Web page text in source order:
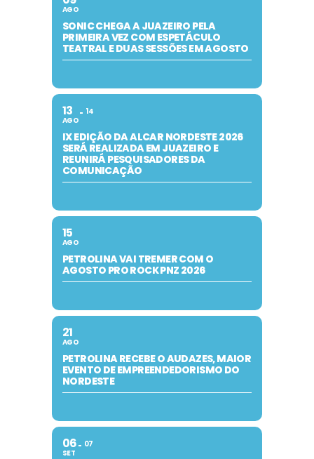
AGO
SONIC CHEGA A JUAZEIRO PELA
PRIMEIRA VEZ COM ESPETÁCULO
TEATRAL E DUAS SESSÕES EM AGOSTO
13
AGO
14
IX EDIÇÃO DA ALCAR NORDESTE 2026
SERÁ REALIZADA EM JUAZEIRO E
REUNIRÁ PESQUISADORES DA
COMUNICAÇÃO
15
AGO
PETROLINA VAI TREMER COM O
AGOSTO PRO ROCK PNZ 2026
21
AGO
PETROLINA RECEBE O AUDAZES, MAIOR
EVENTO DE EMPREENDEDORISMO DO
NORDESTE
06
SET
07